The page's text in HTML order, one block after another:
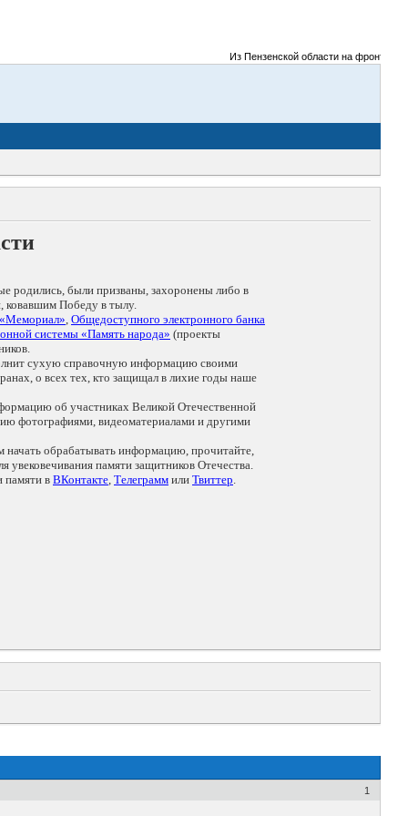
Из Пензенской области на фронты
родились, были призваны, захоронены либо в
ковавшим Победу в тылу.
, Общедоступного электронного банка
системы «Память народа» (проекты
сухую справочную информацию своими
о всех тех, кто защищал в лихие годы наше
об участниках Великой Отечественной
фотографиями, видеоматериалами и другими
начать обрабатывать информацию, прочитайте,
памяти защитников Отечества.
памяти в ВКонтакте, Телеграмм или Твиттер.
1